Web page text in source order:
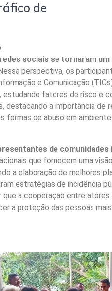
de
sociais se tornaram
perspectiva, os
e Comunicação
estudando fatores de risco e
destacando a importância de
formas de abuso em
de comunidades
que fornecem uma
a elaboração de melhores
estratégias de incidência
a cooperação entre atores
a proteção das pessoas